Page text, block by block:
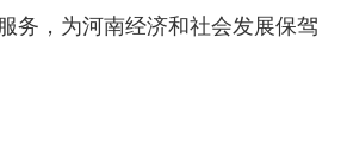
务，为河南经济和社会发展保驾